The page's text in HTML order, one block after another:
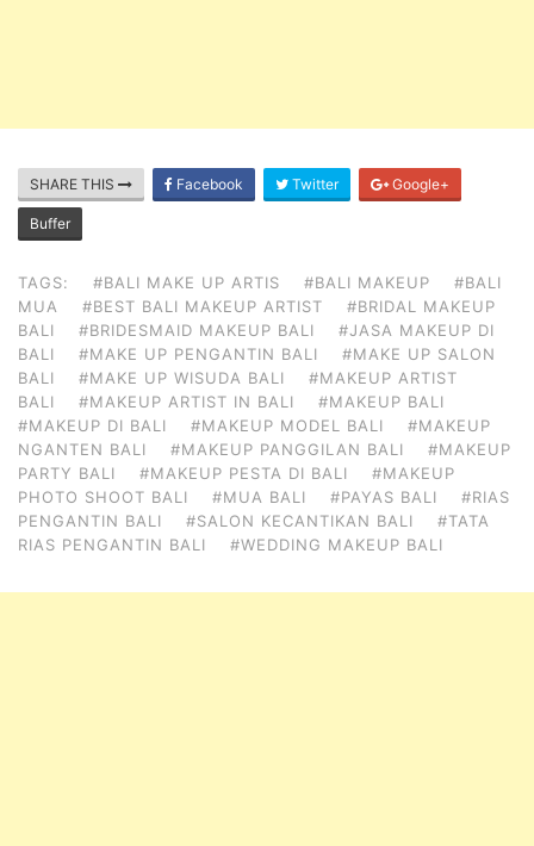
SHARE THIS Facebook Twitter Google+
Buffer
TAGS: #BALI MAKE UP ARTIS #BALI MAKEUP
#BALI
MUA
#BEST BALI MAKEUP ARTIST
#BRIDAL MAKEUP
BALI
#BRIDESMAID MAKEUP BALI
#JASA MAKEUP DI
BALI
#MAKE UP PENGANTIN BALI
#MAKE UP SALON
BALI
#MAKE UP WISUDA BALI
#MAKEUP ARTIST
BALI
#MAKEUP ARTIST IN BALI
#MAKEUP BALI
#MAKEUP DI BALI
#MAKEUP MODEL BALI
#MAKEUP
NGANTEN BALI
#MAKEUP PANGGILAN BALI
#MAKEUP
PARTY BALI
#MAKEUP PESTA DI BALI
#MAKEUP
PHOTO SHOOT BALI
#MUA BALI #PAYAS BALI
#RIAS
PENGANTIN BALI
#SALON KECANTIKAN BALI
#TATA
RIAS PENGANTIN BALI
#WEDDING MAKEUP BALI